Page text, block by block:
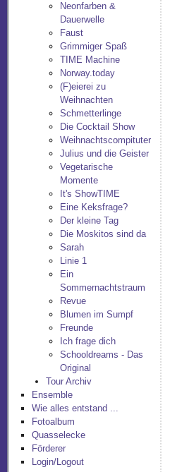
Neonfarben &
Dauerwelle
Faust
Grimmiger Spaß
TIME Machine
Norway.today
(F)eierei zu
Weihnachten
Schmetterlinge
Die Cocktail Show
Weihnachtscompituter
Julius und die Geister
Vegetarische
Momente
It's ShowTIME
Eine Keksfrage?
Der kleine Tag
Die Moskitos sind da
Sarah
Linie 1
Ein
Sommernachtstraum
Revue
Blumen im Sumpf
Freunde
Ich frage dich
Schooldreams - Das
Original
Tour Archiv
Ensemble
Wie alles entstand ...
Fotoalbum
Quasselecke
Förderer
Login/Logout